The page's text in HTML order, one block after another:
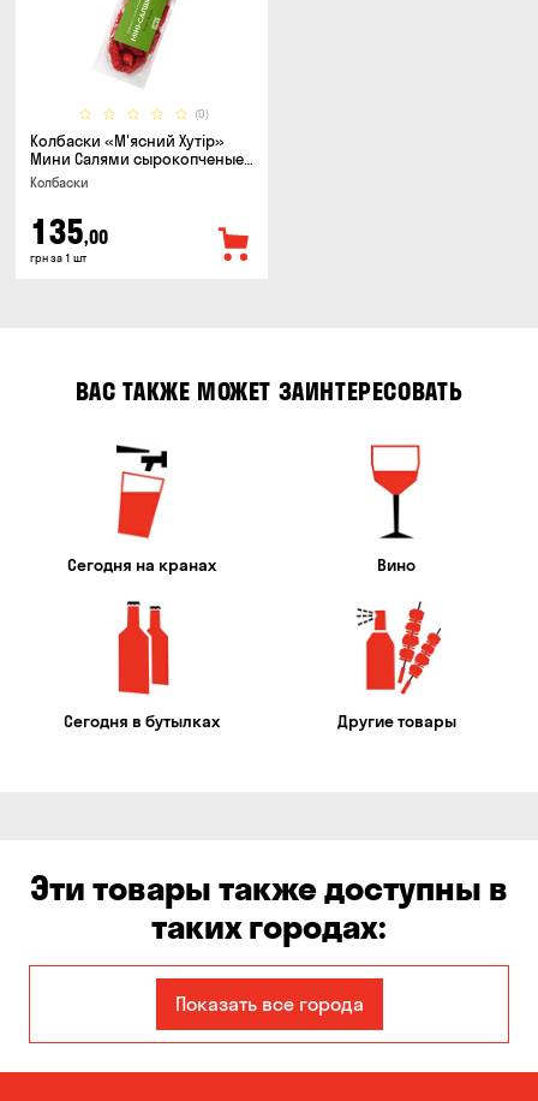
(0)
Колбаски «М'ясний Хутір»
Мини Салями сырокопченые,
150г
Колбаски
135,00
грн за 1 шт
ВАС ТАКЖЕ МОЖЕТ ЗАИНТЕРЕСОВАТЬ
Сегодня на кранах Вино
Сегодня в бутылках Другие товары
Эти товары также доступны в
таких городах:
Авангард
Бабурка Балабино
Показать все города